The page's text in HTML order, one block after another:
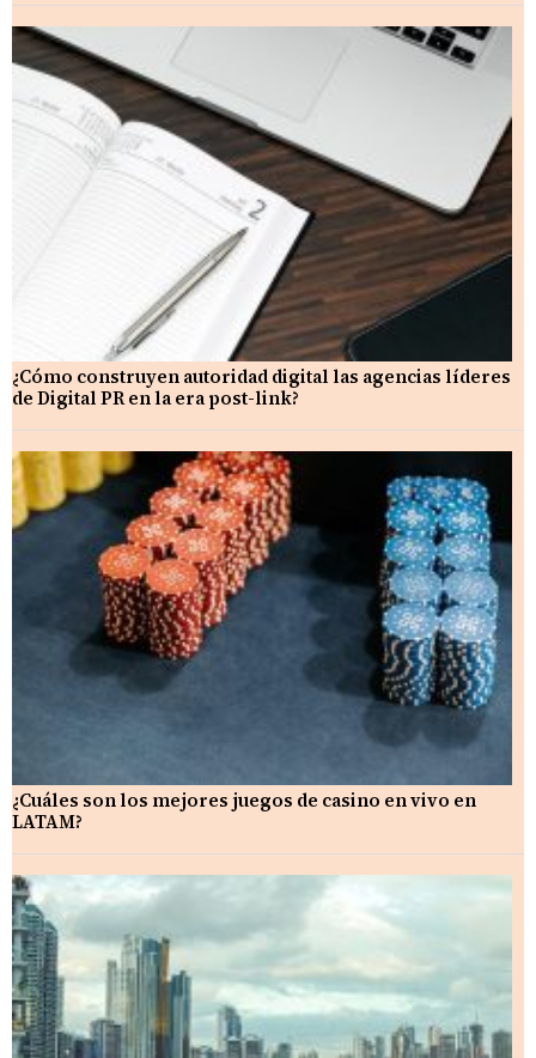
¿Cómo construyen autoridad digital las agencias líderes
de Digital PR en la era post-link?
¿Cuáles son los mejores juegos de casino en vivo en
LATAM?